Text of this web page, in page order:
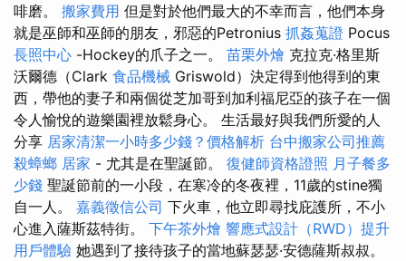
啡磨。 搬家費用 但是對於他們最大的不幸而言，他們本身
就是巫師和巫師的朋友，邪惡的Petronius 抓姦蒐證 Pocus
長照中心 -Hockey的爪子之一。 苗栗外燴 克拉克·格里斯
沃爾德（Clark 食品機械 Griswold）決定得到他得到的東
西，帶他的妻子和兩個從芝加哥到加利福尼亞的孩子在一個
令人愉悅的遊樂園裡放鬆身心。 生活最好與我們所愛的人
分享 居家清潔一小時多少錢？價格解析 台中搬家公司推薦
殺蟑螂 居家 - 尤其是在聖誕節。 復健師資格證照 月子餐多
少錢 聖誕節前的一小段，在寒冷的冬夜裡，11歲的stine獨
自一人。 嘉義徵信公司 下火車，他立即尋找庇護所，不小
心進入薩斯茲特街。 下午茶外燴 響應式設計（RWD）提升
用戶體驗 她遇到了接待孩子的當地蘇瑟瑟·安德薩斯叔叔。